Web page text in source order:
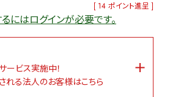
[ 14 ポイント進呈 ]
にはログインが必要です。
ービス実施中！
れる法人のお客様はこちら